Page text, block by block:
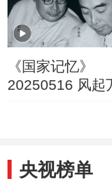
《国家记忆》
20250516 风起
央视榜单